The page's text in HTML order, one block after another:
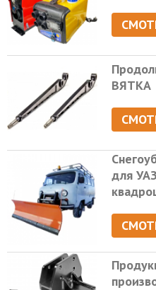
ВЯТКА
для